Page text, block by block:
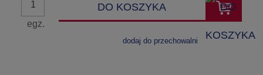
egz.
DO KOSZYKA
dodaj do przechowalni